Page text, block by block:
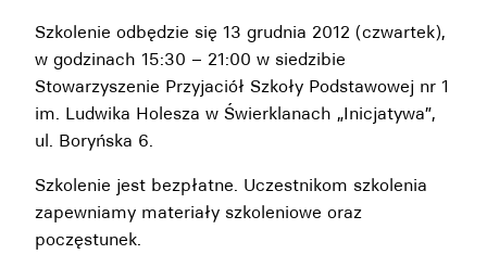
Szkolenie odbędzie się 13 grudnia 2012 (czwartek),
w godzinach 15:30 – 21:00 w siedzibie
Stowarzyszenie Przyjaciół Szkoły Podstawowej nr 1
im. Ludwika Holesza w Świerklanach „Inicjatywa”,
ul. Boryńska 6.
Szkolenie jest bezpłatne. Uczestnikom szkolenia
zapewniamy materiały szkoleniowe oraz
poczęstunek.